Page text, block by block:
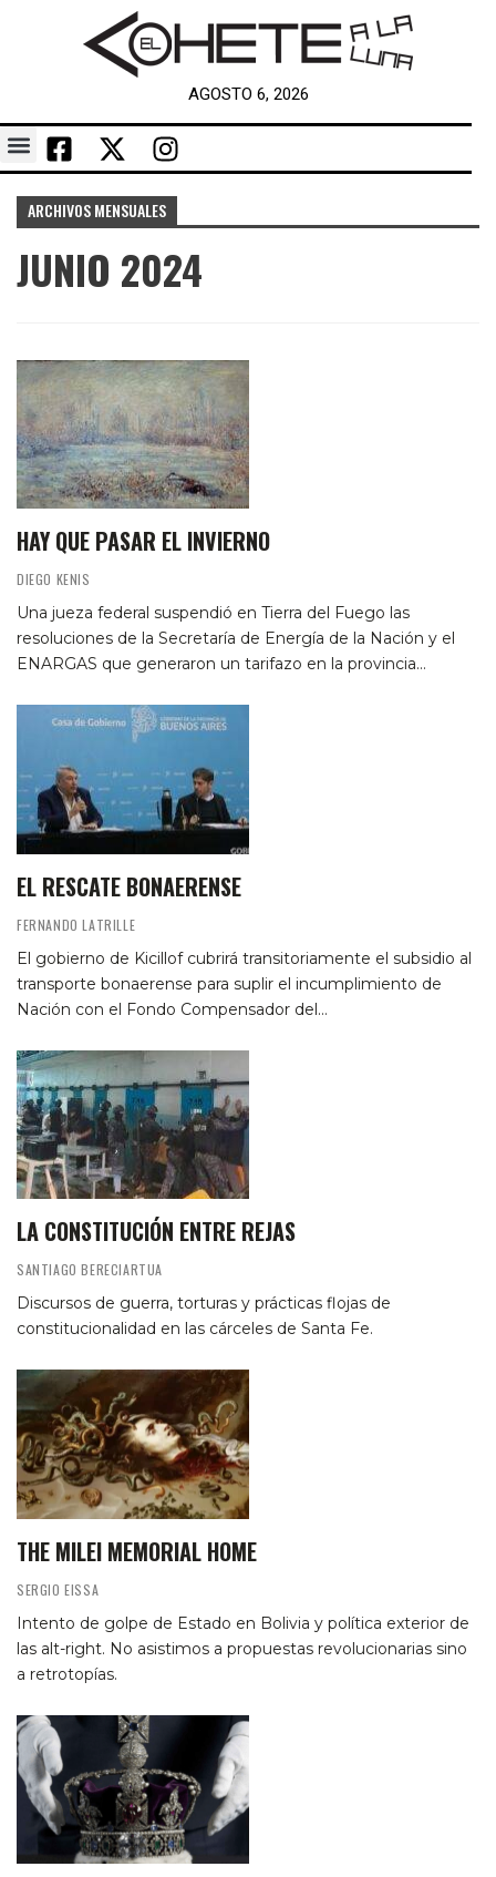
AGOSTO 6, 2026
ARCHIVOS MENSUALES
JUNIO 2024
HAY QUE PASAR EL INVIERNO
DIEGO KENIS
Una jueza federal suspendió en Tierra del Fuego las
resoluciones de la Secretaría de Energía de la Nación y el
ENARGAS que generaron un tarifazo en la provincia…
EL RESCATE BONAERENSE
FERNANDO LATRILLE
El gobierno de Kicillof cubrirá transitoriamente el subsidio al
transporte bonaerense para suplir el incumplimiento de
Nación con el Fondo Compensador del…
LA CONSTITUCIÓN ENTRE REJAS
SANTIAGO BERECIARTUA
Discursos de guerra, torturas y prácticas flojas de
constitucionalidad en las cárceles de Santa Fe.
THE MILEI MEMORIAL HOME
SERGIO EISSA
Intento de golpe de Estado en Bolivia y política exterior de
las alt-right. No asistimos a propuestas revolucionarias sino
a retrotopías.